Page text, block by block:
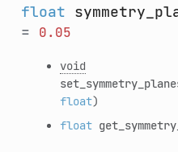
float
=
0.05
void
float)
float